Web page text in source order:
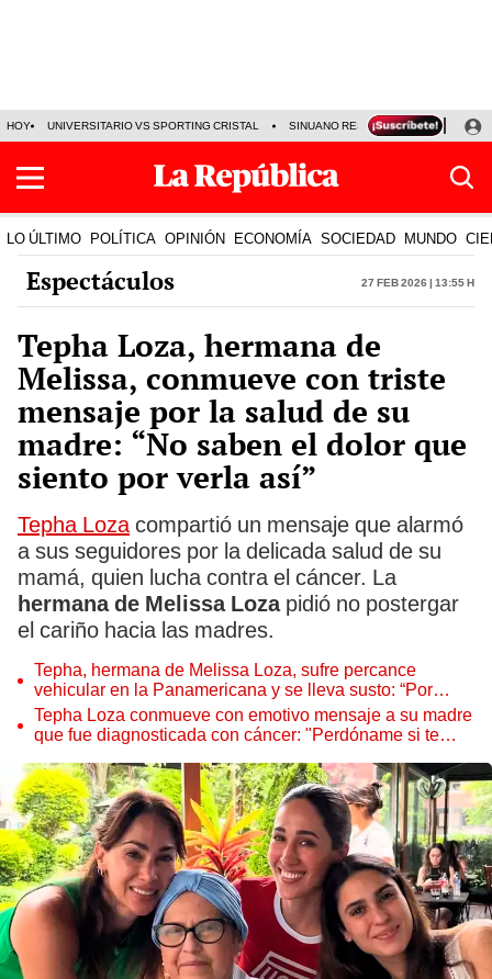
HOY UNIVERSITARIO VS SPORTING CRISTAL SINUANO RESULTADOS HOY
LO ÚLTIMO POLÍTICA OPINIÓN ECONOMÍA SOCIEDAD MUNDO
Espectáculos 27 Feb 2026 | 13:55 h
Tepha Loza, hermana de
Melissa, conmueve con triste
mensaje por la salud de su
madre: “No saben el dolor que
siento por verla así”
Tepha Lozacompartió un mensaje que alarmó
a sus seguidores por la delicada salud de su
mamá, quien lucha contra el cáncer. La
hermana de Melissa Lozapidió no postergar
el cariño hacia las madres.
Tepha, hermana de Melissa Loza, sufre percance
vehicular en la Panamericana y se lleva susto: “Por
querer llegar rápido por mi mamá”
Tepha Loza conmueve con emotivo mensaje a su madre
que fue diagnosticada con cáncer: "Perdóname si te